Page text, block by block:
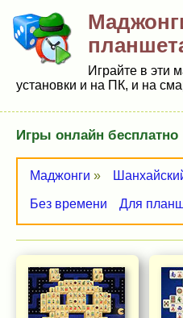
Играйте в эти
установки и на ПК, и на
Игры онлайн бесплатно
Маджонги »
Без времени Для